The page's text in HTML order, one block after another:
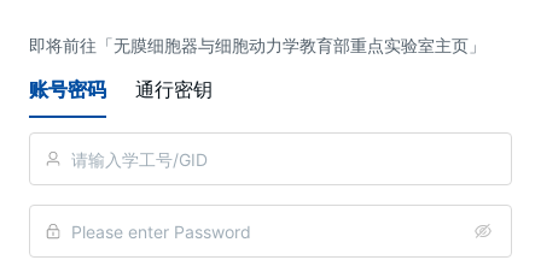
即将前往「无膜细胞器与细胞动力学教育部重点实验室主页」
账号密码 通行密钥